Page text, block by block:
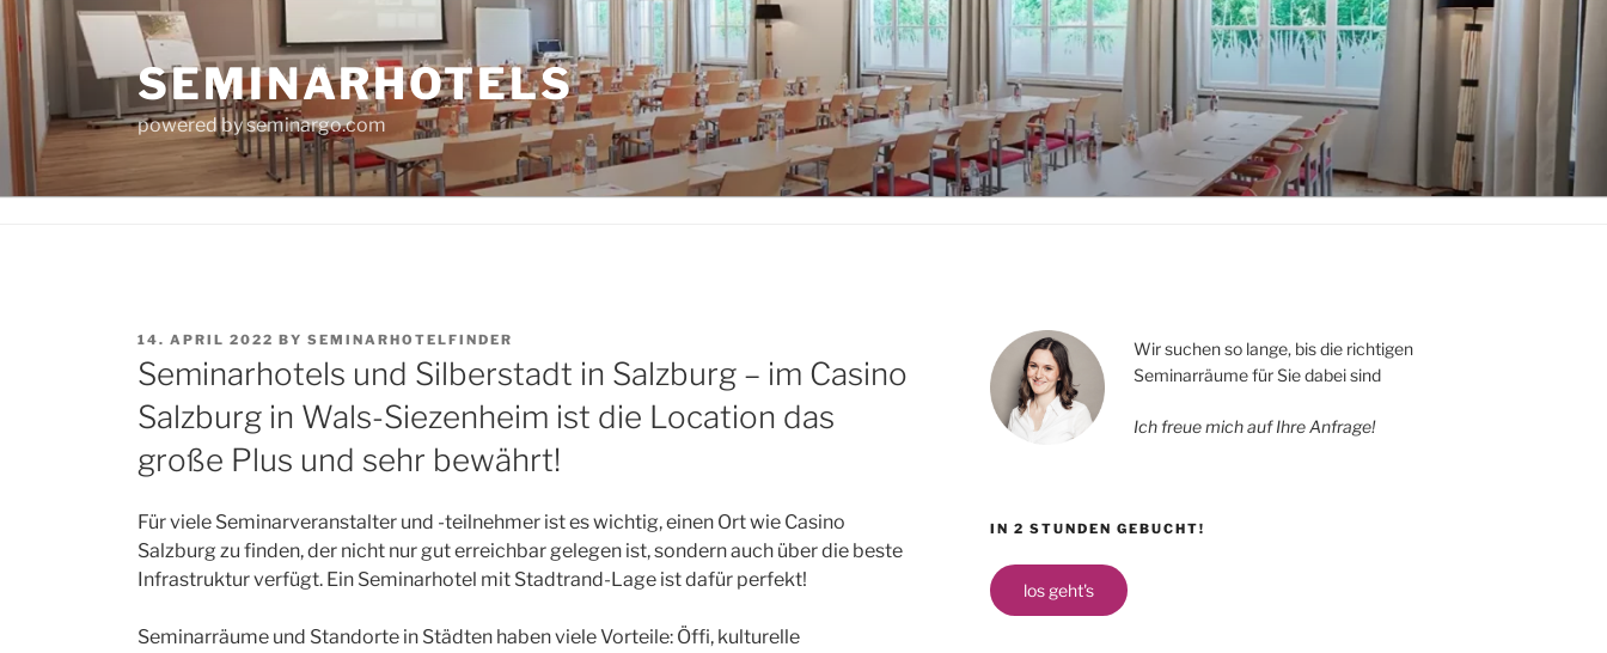
Skip
to
content
SEMINARHOTELS
powered by seminargo.com
POSTED
ON
14. APRIL 2022 BYSEMINARHOTELFINDER
Seminarhotels und Silberstadt in Salzburg – im Casino
Salzburg in Wals-Siezenheim ist die Location das
große Plus und sehr bewährt!
Für viele Seminarveranstalter und -teilnehmer ist es wichtig, einen Ort wie Casino
Salzburg zu finden, der nicht nur gut erreichbar gelegen ist, sondern auch über die beste
Infrastruktur verfügt. Ein Seminarhotel mit Stadtrand-Lage ist dafür perfekt!
Seminarräume und Standorte in Städten haben viele Vorteile: Öffi, kulturelle
Wir suchen so lange, bis die richtigen
Seminarräume für Sie dabei sind
Ich freue mich auf Ihre Anfrage!
IN 2 STUNDEN GEBUCHT!
los geht's